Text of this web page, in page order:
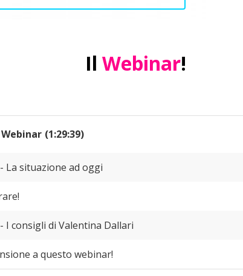
Il Webinar!
(1:29:39)
La situazione ad oggi
I consigli di Valentina Dallari
a questo webinar!